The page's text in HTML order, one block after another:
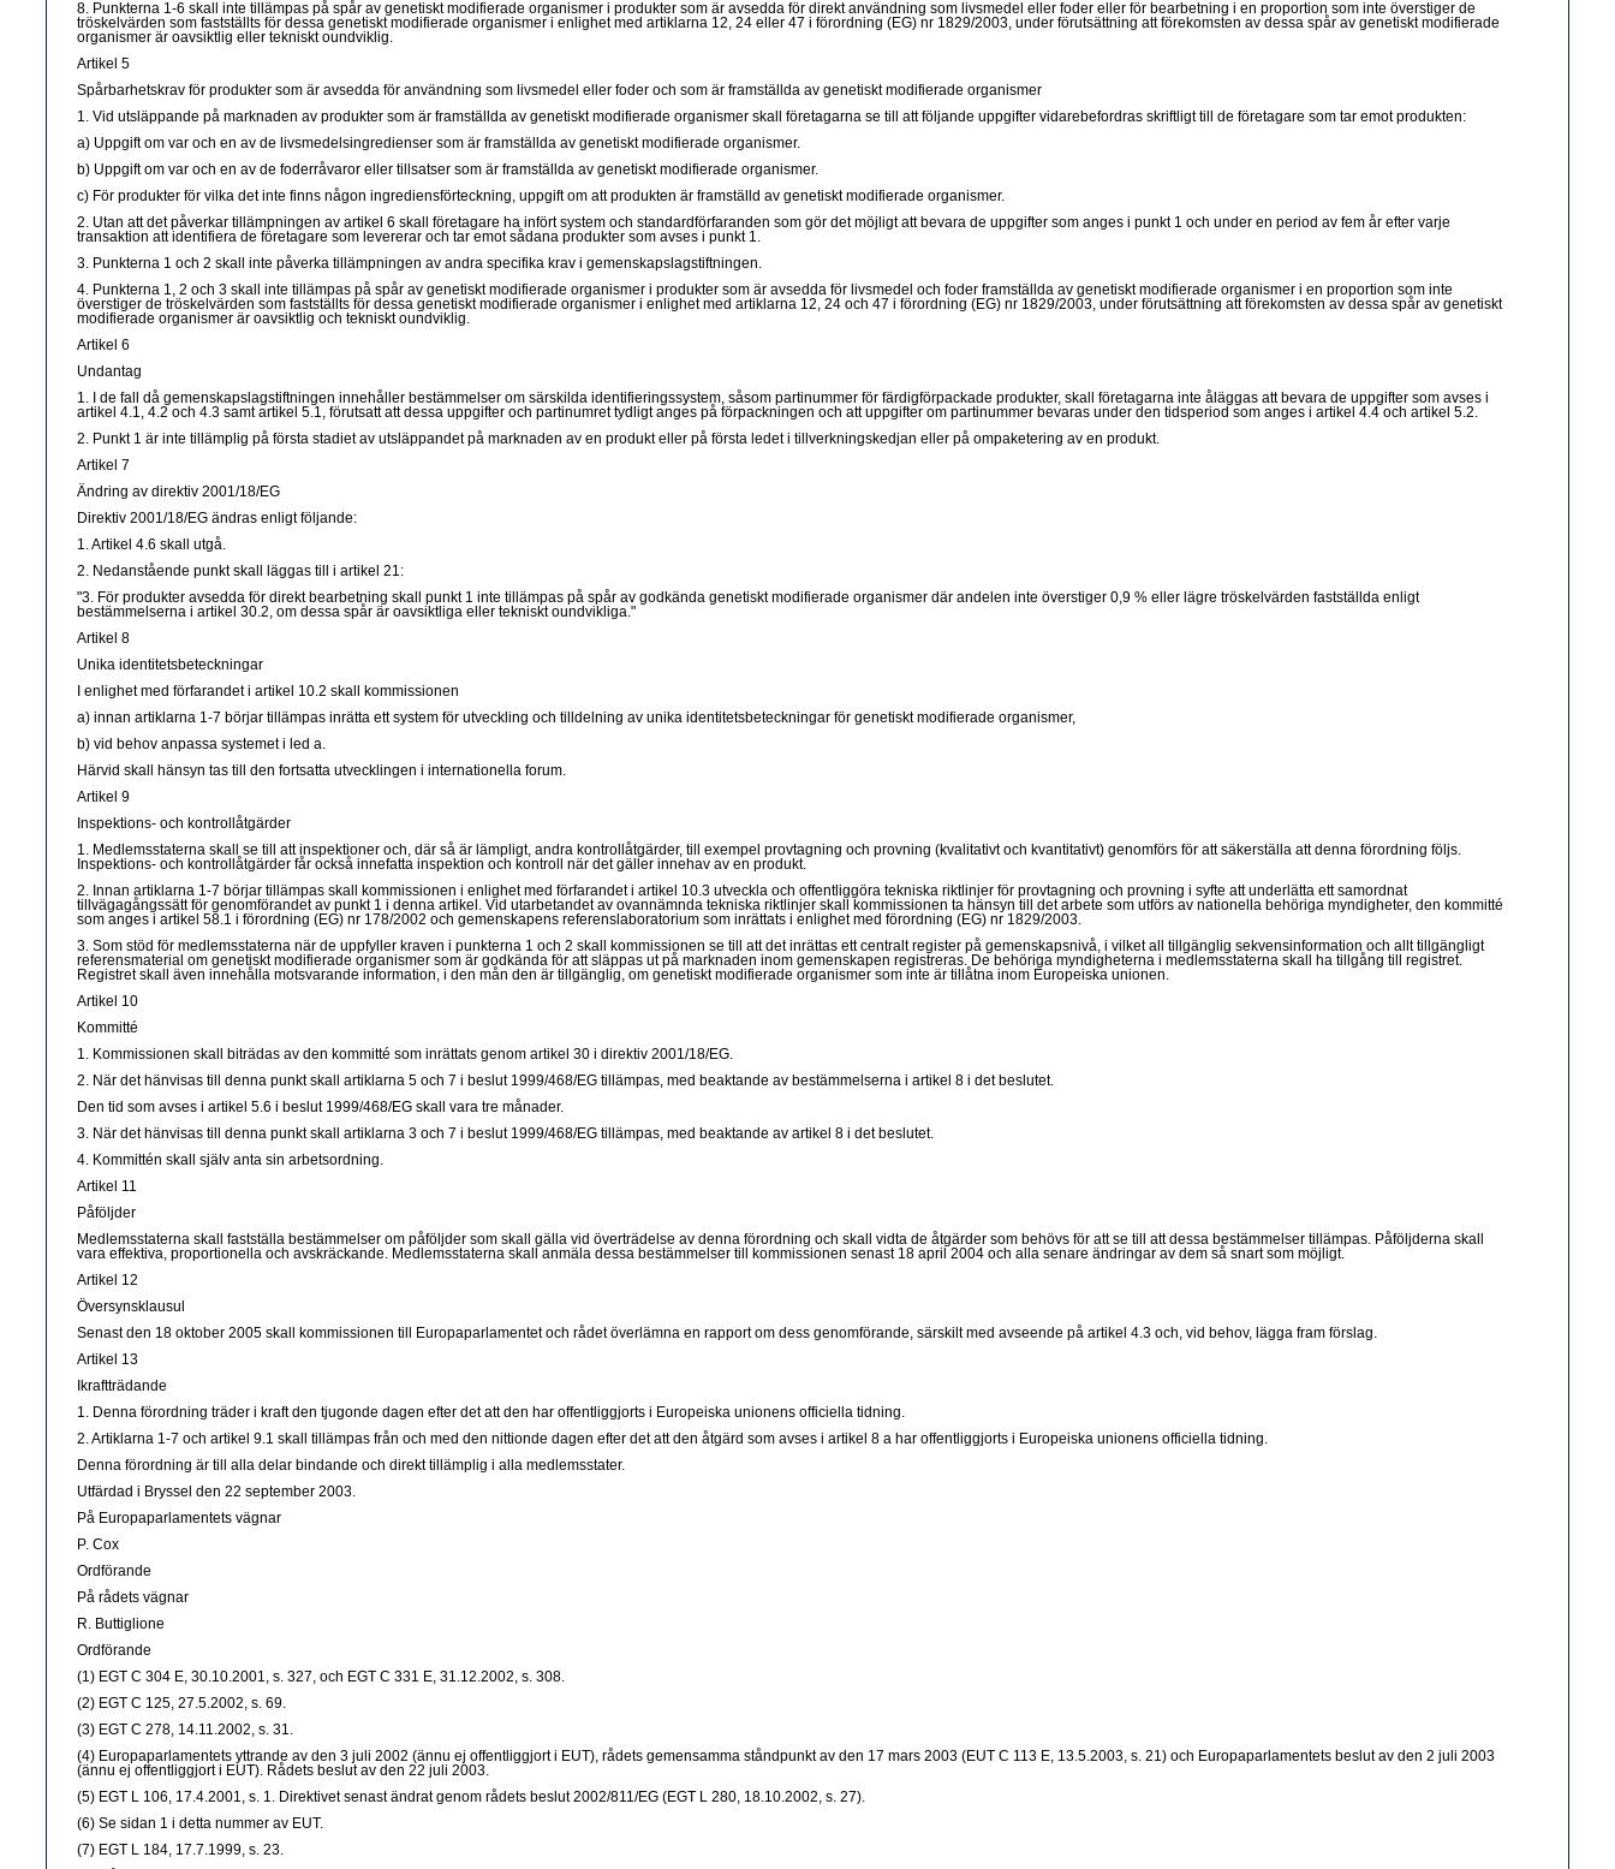
8. Punkterna 1-6 skall inte tillämpas på spår av genetiskt modifierade organismer i produkter som är avsedda för direkt användning som livsmedel eller foder eller för bearbetning i en proportion som inte överstiger de
tröskelvärden som fastställts för dessa genetiskt modifierade organismer i enlighet med artiklarna 12, 24 eller 47 i förordning (EG) nr 1829/2003, under förutsättning att förekomsten av dessa spår av genetiskt modifierade
organismer är oavsiktlig eller tekniskt oundviklig.
Artikel 5
Spårbarhetskrav för produkter som är avsedda för användning som livsmedel eller foder och som är framställda av genetiskt modifierade organismer
1. Vid utsläppande på marknaden av produkter som är framställda av genetiskt modifierade organismer skall företagarna se till att följande uppgifter vidarebefordras skriftligt till de företagare som tar emot produkten:
a) Uppgift om var och en av de livsmedelsingredienser som är framställda av genetiskt modifierade organismer.
b) Uppgift om var och en av de foderråvaror eller tillsatser som är framställda av genetiskt modifierade organismer.
c) För produkter för vilka det inte finns någon ingrediensförteckning, uppgift om att produkten är framställd av genetiskt modifierade organismer.
2. Utan att det påverkar tillämpningen av artikel 6 skall företagare ha infört system och standardförfaranden som gör det möjligt att bevara de uppgifter som anges i punkt 1 och under en period av fem år efter varje
transaktion att identifiera de företagare som levererar och tar emot sådana produkter som avses i punkt 1.
3. Punkterna 1 och 2 skall inte påverka tillämpningen av andra specifika krav i gemenskapslagstiftningen.
4. Punkterna 1, 2 och 3 skall inte tillämpas på spår av genetiskt modifierade organismer i produkter som är avsedda för livsmedel och foder framställda av genetiskt modifierade organismer i en proportion som inte
överstiger de tröskelvärden som fastställts för dessa genetiskt modifierade organismer i enlighet med artiklarna 12, 24 och 47 i förordning (EG) nr 1829/2003, under förutsättning att förekomsten av dessa spår av genetiskt
modifierade organismer är oavsiktlig och tekniskt oundviklig.
Artikel 6
Undantag
1. I de fall då gemenskapslagstiftningen innehåller bestämmelser om särskilda identifieringssystem, såsom partinummer för färdigförpackade produkter, skall företagarna inte åläggas att bevara de uppgifter som avses i
artikel 4.1, 4.2 och 4.3 samt artikel 5.1, förutsatt att dessa uppgifter och partinumret tydligt anges på förpackningen och att uppgifter om partinummer bevaras under den tidsperiod som anges i artikel 4.4 och artikel 5.2.
2. Punkt 1 är inte tillämplig på första stadiet av utsläppandet på marknaden av en produkt eller på första ledet i tillverkningskedjan eller på ompaketering av en produkt.
Artikel 7
Ändring av direktiv 2001/18/EG
Direktiv 2001/18/EG ändras enligt följande:
1. Artikel 4.6 skall utgå.
2. Nedanstående punkt skall läggas till i artikel 21:
"3. För produkter avsedda för direkt bearbetning skall punkt 1 inte tillämpas på spår av godkända genetiskt modifierade organismer där andelen inte överstiger 0,9 % eller lägre tröskelvärden fastställda enligt
bestämmelserna i artikel 30.2, om dessa spår är oavsiktliga eller tekniskt oundvikliga."
Artikel 8
Unika identitetsbeteckningar
I enlighet med förfarandet i artikel 10.2 skall kommissionen
a) innan artiklarna 1-7 börjar tillämpas inrätta ett system för utveckling och tilldelning av unika identitetsbeteckningar för genetiskt modifierade organismer,
b) vid behov anpassa systemet i led a.
Härvid skall hänsyn tas till den fortsatta utvecklingen i internationella forum.
Artikel 9
Inspektions- och kontrollåtgärder
1. Medlemsstaterna skall se till att inspektioner och, där så är lämpligt, andra kontrollåtgärder, till exempel provtagning och provning (kvalitativt och kvantitativt) genomförs för att säkerställa att denna förordning följs.
Inspektions- och kontrollåtgärder får också innefatta inspektion och kontroll när det gäller innehav av en produkt.
2. Innan artiklarna 1-7 börjar tillämpas skall kommissionen i enlighet med förfarandet i artikel 10.3 utveckla och offentliggöra tekniska riktlinjer för provtagning och provning i syfte att underlätta ett samordnat
tillvägagångssätt för genomförandet av punkt 1 i denna artikel. Vid utarbetandet av ovannämnda tekniska riktlinjer skall kommissionen ta hänsyn till det arbete som utförs av nationella behöriga myndigheter, den kommitté
som anges i artikel 58.1 i förordning (EG) nr 178/2002 och gemenskapens referenslaboratorium som inrättats i enlighet med förordning (EG) nr 1829/2003.
3. Som stöd för medlemsstaterna när de uppfyller kraven i punkterna 1 och 2 skall kommissionen se till att det inrättas ett centralt register på gemenskapsnivå, i vilket all tillgänglig sekvensinformation och allt tillgängligt
referensmaterial om genetiskt modifierade organismer som är godkända för att släppas ut på marknaden inom gemenskapen registreras. De behöriga myndigheterna i medlemsstaterna skall ha tillgång till registret.
Registret skall även innehålla motsvarande information, i den mån den är tillgänglig, om genetiskt modifierade organismer som inte är tillåtna inom Europeiska unionen.
Artikel 10
Kommitté
1. Kommissionen skall biträdas av den kommitté som inrättats genom artikel 30 i direktiv 2001/18/EG.
2. När det hänvisas till denna punkt skall artiklarna 5 och 7 i beslut 1999/468/EG tillämpas, med beaktande av bestämmelserna i artikel 8 i det beslutet.
Den tid som avses i artikel 5.6 i beslut 1999/468/EG skall vara tre månader.
3. När det hänvisas till denna punkt skall artiklarna 3 och 7 i beslut 1999/468/EG tillämpas, med beaktande av artikel 8 i det beslutet.
4. Kommittén skall själv anta sin arbetsordning.
Artikel 11
Påföljder
Medlemsstaterna skall fastställa bestämmelser om påföljder som skall gälla vid överträdelse av denna förordning och skall vidta de åtgärder som behövs för att se till att dessa bestämmelser tillämpas. Påföljderna skall
vara effektiva, proportionella och avskräckande. Medlemsstaterna skall anmäla dessa bestämmelser till kommissionen senast 18 april 2004 och alla senare ändringar av dem så snart som möjligt.
Artikel 12
Översynsklausul
Senast den 18 oktober 2005 skall kommissionen till Europaparlamentet och rådet överlämna en rapport om dess genomförande, särskilt med avseende på artikel 4.3 och, vid behov, lägga fram förslag.
Artikel 13
Ikraftträdande
1. Denna förordning träder i kraft den tjugonde dagen efter det att den har offentliggjorts i Europeiska unionens officiella tidning.
2. Artiklarna 1-7 och artikel 9.1 skall tillämpas från och med den nittionde dagen efter det att den åtgärd som avses i artikel 8 a har offentliggjorts i Europeiska unionens officiella tidning.
Denna förordning är till alla delar bindande och direkt tillämplig i alla medlemsstater.
Utfärdad i Bryssel den 22 september 2003.
På Europaparlamentets vägnar
P. Cox
Ordförande
På rådets vägnar
R. Buttiglione
Ordförande
(1) EGT C 304 E, 30.10.2001, s. 327, och EGT C 331 E, 31.12.2002, s. 308.
(2) EGT C 125, 27.5.2002, s. 69.
(3) EGT C 278, 14.11.2002, s. 31.
(4) Europaparlamentets yttrande av den 3 juli 2002 (ännu ej offentliggjort i EUT), rådets gemensamma ståndpunkt av den 17 mars 2003 (EUT C 113 E, 13.5.2003, s. 21) och Europaparlamentets beslut av den 2 juli 2003
(ännu ej offentliggjort i EUT). Rådets beslut av den 22 juli 2003.
(5) EGT L 106, 17.4.2001, s. 1. Direktivet senast ändrat genom rådets beslut 2002/811/EG (EGT L 280, 18.10.2002, s. 27).
(6) Se sidan 1 i detta nummer av EUT.
(7) EGT L 184, 17.7.1999, s. 23.